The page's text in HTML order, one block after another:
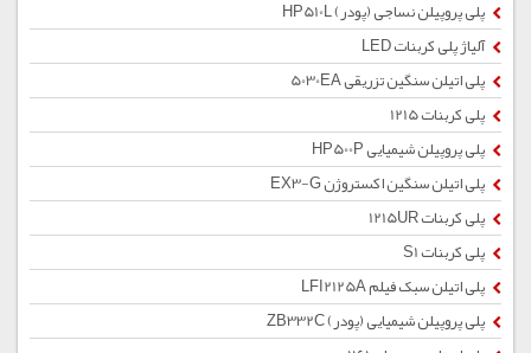
پلی پروپیلن نساجی (پودر) HP510L
آلیاژ پلی کربنات LED
پلی اتیلن سنگین تزریقی 5030EA
پلی کربنات 1215
پلی پروپیلن شیمیایی HP500P
پلی اتیلن سنگین اکستروژن EX3-G
پلی کربنات 1215UR
پلی کربنات S1
پلی اتیلن سبک فیلم LFI2125A
پلی پروپیلن شیمیایی (پودر) ZB332C